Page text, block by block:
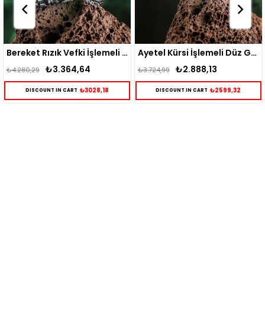
Bereket Rızık Vefki İşlemeli Gümüş Yüzük
₺3028,18
Ayetel Kürsi İşlemeli Düz Gümüş Erkek Yüzük
₺2.888,13
₺3.724,99
DISCOUNT IN CART ₺2599,32
₺3.184,50
DISCOUNT